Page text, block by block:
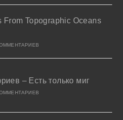
From Topographic Oceans
– Есть только миг